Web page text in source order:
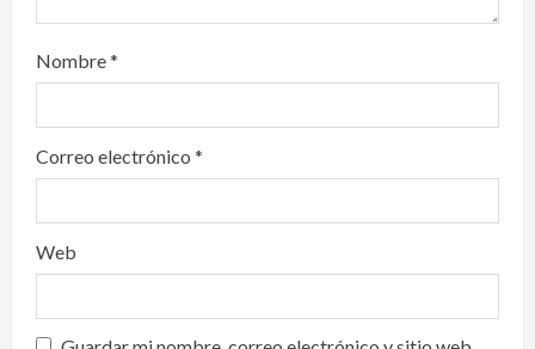
Nombre*
Correo electrónico *
Web